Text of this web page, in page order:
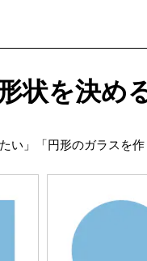
状を決め
い」「円形のガラスを